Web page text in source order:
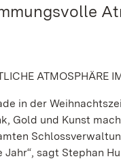
ATMOSPHÄRE
in der
Gold und Kunst
Jahr“, sagt Stephan